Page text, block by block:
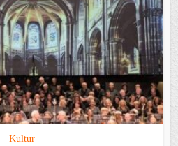
Kultur